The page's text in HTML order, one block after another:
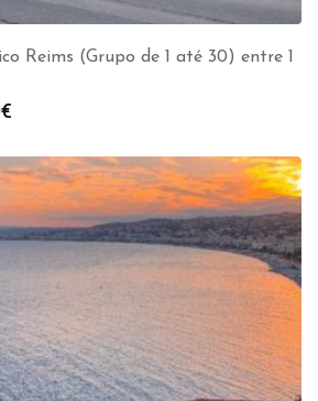
Reims (Grupo de 1 até 30) entre 1
€
prix :
229.00€
à
699.00€